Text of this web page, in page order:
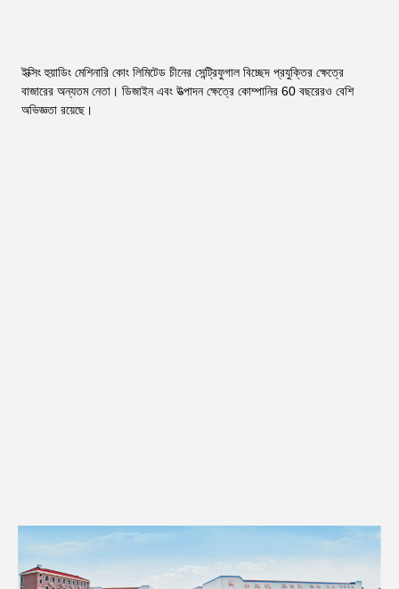
ইক্সিং হুয়াডিং মেশিনারি কোং লিমিটেড চীনের সেন্ট্রিফুগাল বিচ্ছেদ প্রযুক্তির ক্ষেত্রে
বাজারের অন্যতম নেতা। ডিজাইন এবং উত্পাদন ক্ষেত্রে কোম্পানির 60 বছরেরও বেশি
অভিজ্ঞতা রয়েছে।